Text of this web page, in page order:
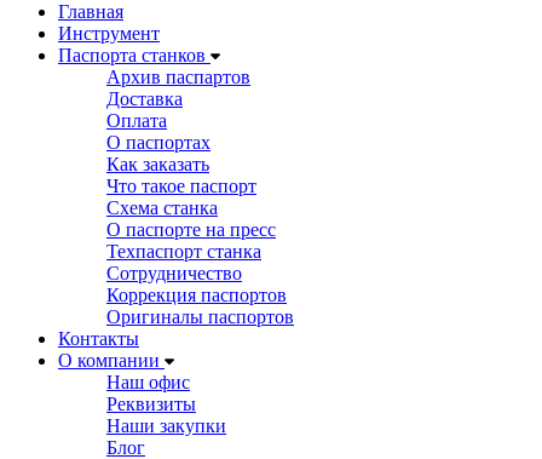
Главная
Инструмент
Паспорта станков
Архив паспартов
Доставка
Оплата
О паспортах
Как заказать
Что такое паспорт
Схема станка
О паспорте на пресс
Техпаспорт станка
Сотрудничество
Коррекция паспортов
Оригиналы паспортов
Контакты
О компании
Наш офис
Реквизиты
Наши закупки
Блог